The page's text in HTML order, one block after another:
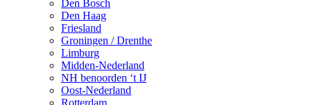
Den Bosch
Den Haag
Friesland
Groningen / Drenthe
Limburg
Midden-Nederland
NH benoorden ‘t IJ
Oost-Nederland
Rotterdam